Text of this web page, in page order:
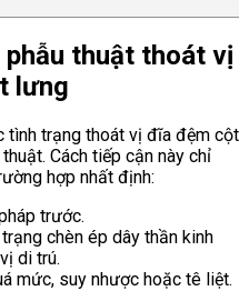
phẫu thuật thoát vị
lưng
tình trạng thoát vị đĩa đệm cột
Cách tiếp cận này chỉ
hợp nhất định:
trước.
chèn ép dây thần kinh
di trú.
mức, suy nhược hoặc tê liệt.